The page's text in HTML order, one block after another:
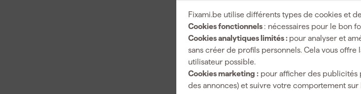
Fixami.be utilise différents types de cookies et
Cookies fonctionnels : nécessaires pour le bon
Cookies analytiques limités : pour analyser et
sans créer de profils personnels. Cela vous
utilisateur possible.
Cookies marketing : pour afficher des publicités
des annonces) et suivre votre comportement sur
Blåkläder 2194 Ensemble de
chaussettes en coton